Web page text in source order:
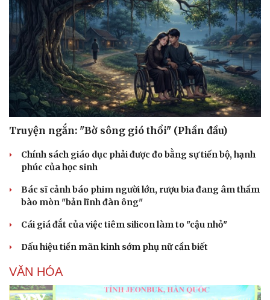
Sản phụ khoa
Nhi khoa
Nam khoa
Làm đẹp - giảm cân
Phòng mạch online
Ăn sạch sống khỏe
Tình yêu - Gia đình
Truyện ngắn: "Bờ sông gió thổi" (Phần đầu)
Chính sách giáo dục phải được đo bằng sự tiến bộ, hạnh
phúc của học sinh
Bác sĩ cảnh báo phim người lớn, rượu bia đang âm thầm
bào mòn "bản lĩnh đàn ông"
Cái giá đắt của việc tiêm silicon làm to "cậu nhỏ"
Dấu hiệu tiền mãn kinh sớm phụ nữ cần biết
VĂN HÓA